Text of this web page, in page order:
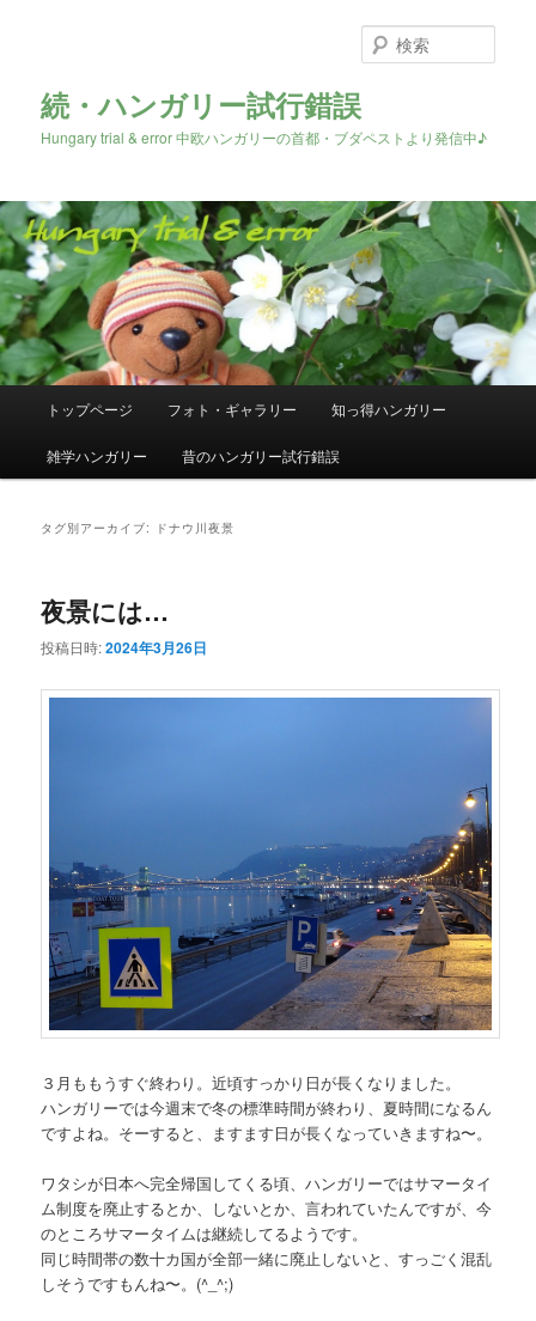
続・ハンガリー試行錯誤
Hungary trial & error 中欧ハンガリーの首都・ブダペストより発信中♪
索
メ
メ
イ
ン
移
サ
ブ
テ
動
トップページ フォト・ギャラリー 知っ得ハンガリー
雑学ハンガリー 昔のハンガリー試行錯誤
タグ別アーカイブ: ドナウ川夜景
夜景には…
投稿日時:2024年3月26日
３月ももうすぐ終わり。近頃すっかり日が長くなりました。
ハンガリーでは今週末で冬の標準時間が終わり、夏時間になるん
ですよね。そーすると、ますます日が長くなっていきますね〜。
ワタシが日本へ完全帰国してくる頃、ハンガリーではサマータイ
ム制度を廃止するとか、しないとか、言われていたんですが、今
のところサマータイムは継続してるようです。
同じ時間帯の数十カ国が全部一緒に廃止しないと、すっごく混乱
しそうですもんね〜。(^_^;)